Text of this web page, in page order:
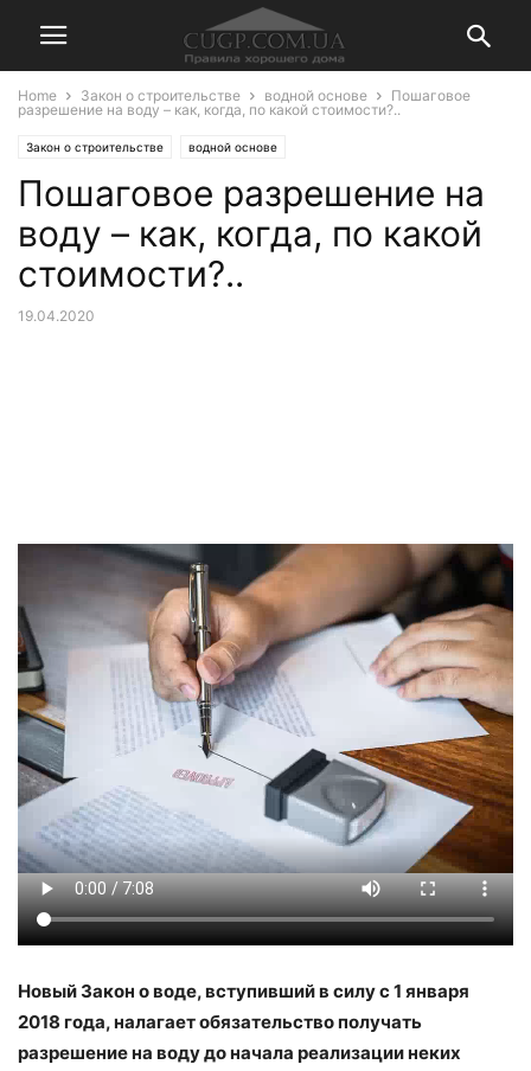
Home Закон о строительстве водной основе
Пошаговое
разрешение на воду – как, когда, по какой стоимости?..
Закон о строительстве водной основе
Пошаговое разрешение на
воду – как, когда, по какой
стоимости?..
19.04.2020
Новый Закон о воде, вступивший в силу с 1 января
2018 года, налагает обязательство получать
разрешение на воду до начала реализации неких